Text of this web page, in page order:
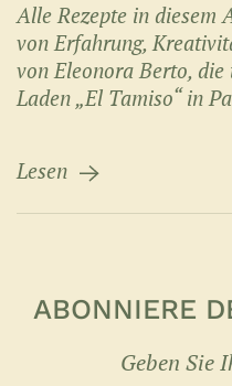
Alle Rezepte in diesem
von Erfahrung,
von Eleonora Berto,
Laden „El Tamiso“ in
Lesen
ABONNIERE